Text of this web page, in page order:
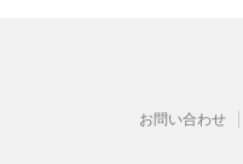
お問い合わせ